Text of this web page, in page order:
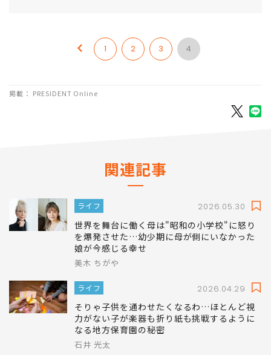
ライフ
世界を舞台に働く母は"昭和の小学校"に怒り
娘が今感じる幸せ
美木 ちがや
ライフ
そりゃ子供を通わせたくなるわ…ほとんど視